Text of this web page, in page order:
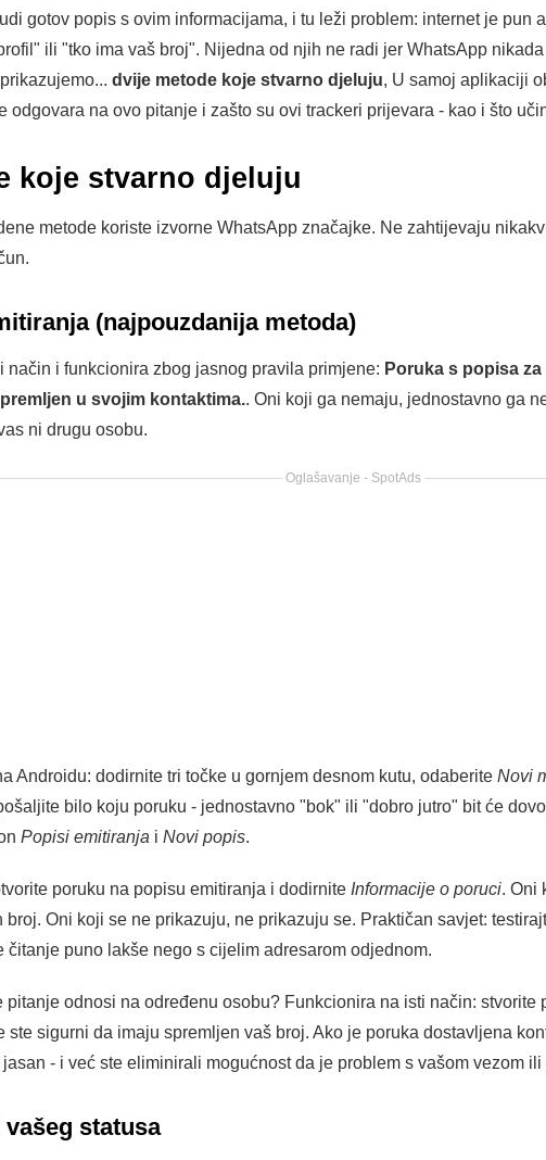
gotov popis s ovim informacijama, i tu leži problem: internet je pun
ili "tko ima vaš broj". Nijedna od njih ne radi jer WhatsApp
dvije metode koje stvarno djeluju, U samoj aplikaciji
odgovara na ovo pitanje i zašto su ovi trackeri prijevara - kao i što
koje stvarno djeluju
metode koriste izvorne WhatsApp značajke. Ne zahtijevaju
(najpouzdanija metoda)
način i funkcionira zbog jasnog pravila primjene: Poruka s popisa
u svojim kontaktima.. Oni koji ga nemaju, jednostavno ga
ni drugu osobu.
Oglašavanje - SpotAds
Androidu: dodirnite tri točke u gornjem desnom kutu, odaberite Novi
bilo koju poruku - jednostavno "bok" ili "dobro jutro" bit će
Popisi emitiranja i Novi popis.
poruku na popisu emitiranja i dodirnite Informacije o poruci. Oni
broj. Oni koji se ne prikazuju, ne prikazuju se. Praktičan savjet:
čitanje puno lakše nego s cijelim adresarom odjednom.
pitanje odnosi na određenu osobu? Funkcionira na isti način: stvorite
ste sigurni da imaju spremljen vaš broj. Ako je poruka dostavljena
- i već ste eliminirali mogućnost da je problem s vašom vezom
statusa